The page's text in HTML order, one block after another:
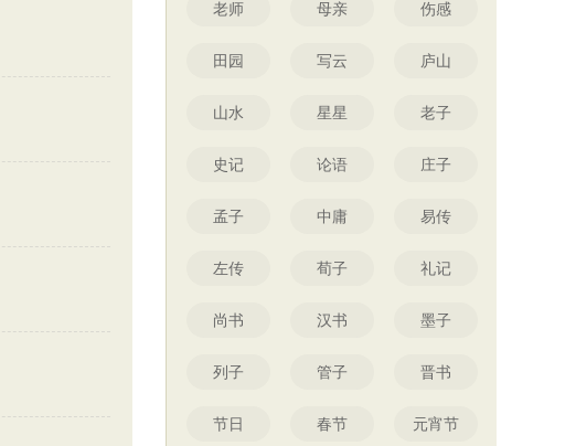
老师 母亲 伤感
田园 写云 庐山
山水 星星 老子
史记 论语 庄子
孟子 中庸 易传
左传 荀子 礼记
尚书 汉书 墨子
列子 管子 晋书
节日 春节 元宵节